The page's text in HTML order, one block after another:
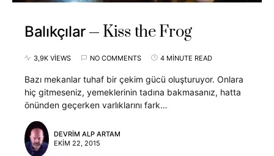
Balıkçılar Kiss the Frog
3,9K VIEWS NO COMMENTS 4 MINUTE READ
Bazı mekanlar tuhaf bir çekim gücü oluşturuyor. Onlara
hiç gitmeseniz, yemeklerinin tadına bakmasanız, hatta
önünden geçerken varlıklarını fark…
DEVRIM ALP ARTAM
EKIM 22, 2015